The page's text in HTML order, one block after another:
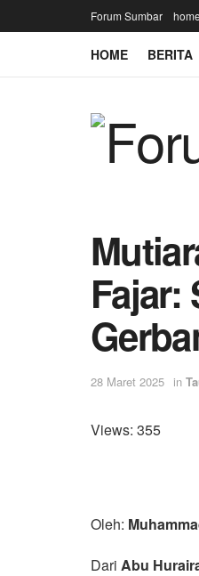
Forum Sumbar
HOME BERITA
Fajar:
28 Maret 2025 in
Views: 355
Oleh:
Dari Abu